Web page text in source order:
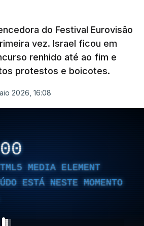
do Festival Eurovisão
vez. Israel ficou em
renhido até ao fim e
protestos e boicotes.
2026, 16:08
MEDIA ELEMENT
ESTÁ NESTE MOMENTO